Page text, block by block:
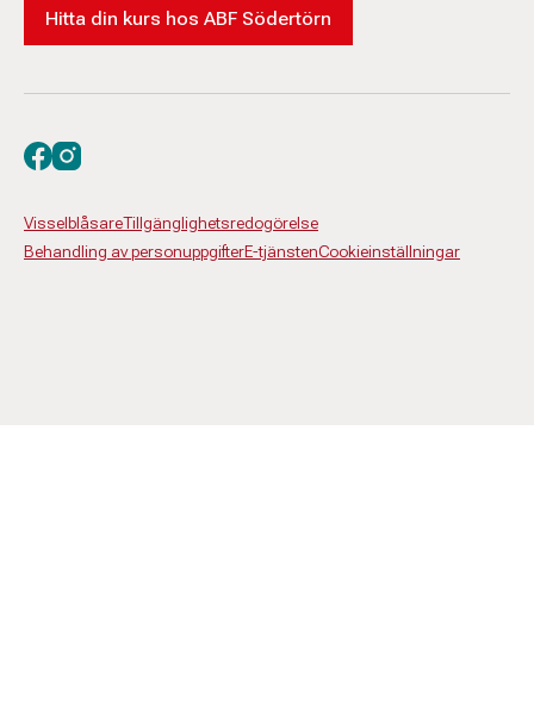
Hitta din kurs hos ABF Södertörn
VisselblåsareTillgänglighetsredogörelse
Behandling av personuppgifterE-tjänstenCookieinställningar
Besök oss på facebook
Besök oss på instagram